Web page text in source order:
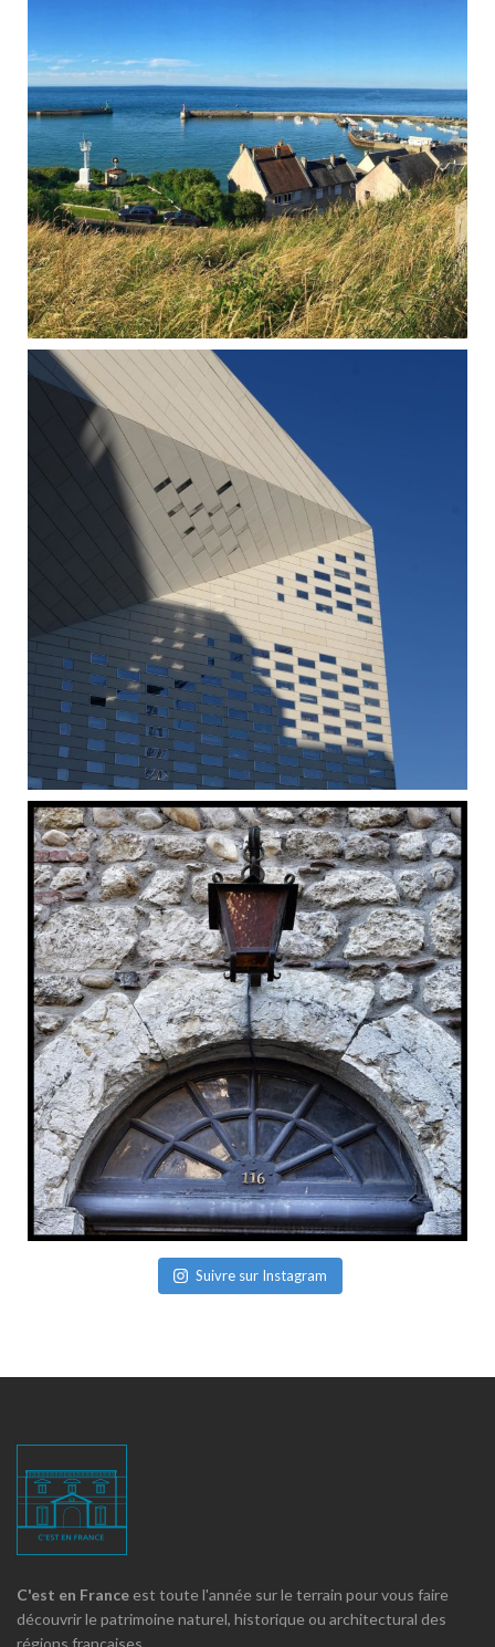
Suivre sur Instagram
C'est en France est toute l'année sur le terrain pour vous faire
découvrir le patrimoine naturel, historique ou architectural des
régions françaises.